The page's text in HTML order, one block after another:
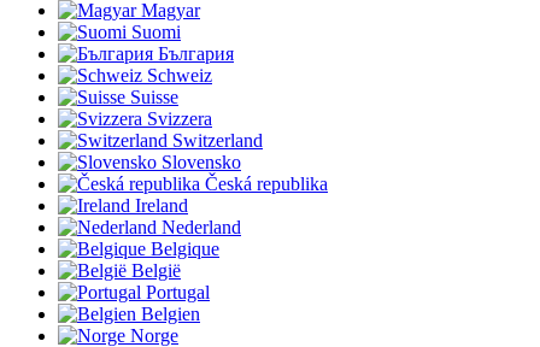
Magyar
Suomi
България
Schweiz
Suisse
Svizzera
Switzerland
Slovensko
Česká republika
Ireland
Nederland
Belgique
België
Portugal
Belgien
Norge